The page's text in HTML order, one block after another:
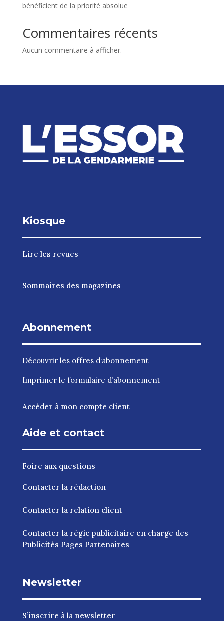
bénéficient de la priorité absolue
Commentaires récents
Aucun commentaire à afficher.
Kiosque
Lire les revues
Sommaires des magazines
Abonnement
Découvrir les offres d‘abonnement
Imprimer le formulaire d’abonnement
Accéder à mon compte client
Aide et contact
Foire aux questions
Contacter la rédaction
Contacter la relation client
Contacter la régie publicitaire en charge des
Publicités Pages Partenaires
Newsletter
S’inscrire à la newsletter